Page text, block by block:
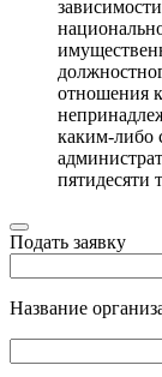
отношения
каким-либо
пятидесяти
Подать заявку
Название